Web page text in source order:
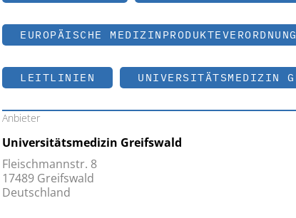
EUROPÄISCHE
LEITLINIEN UNIVERSITÄTSMEDIZIN
Anbieter
Universitätsmedizin Greifswald
Fleischmannstr. 8
17489 Greifswald
Deutschland